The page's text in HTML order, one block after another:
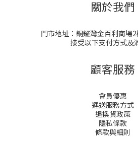
關於我們
門市地址：銅鑼灣金百利商場
接受以下支付方式及
顧客服務
會員優惠
運送服務方式
退換貨政策
隱私條款
條款與細則